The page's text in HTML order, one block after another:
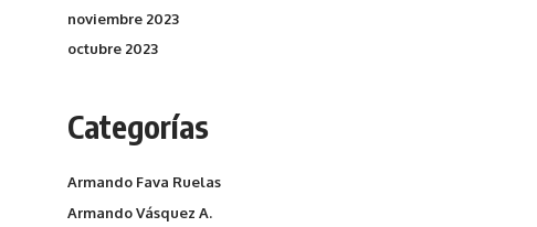
noviembre 2023
octubre 2023
Categorías
Armando Fava Ruelas
Armando Vásquez A.